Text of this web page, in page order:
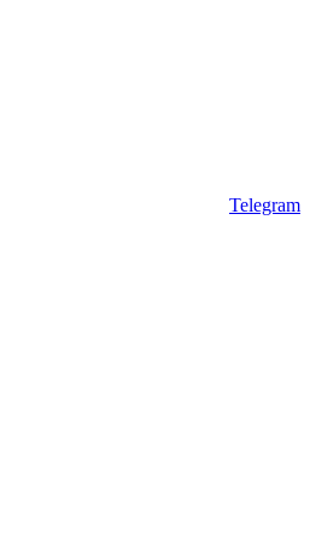
Telegram